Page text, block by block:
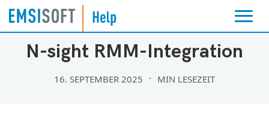
FERNVERWALTUNG
N-sight RMM-Integration
16. SEPTEMBER 2025 MIN LESEZEIT